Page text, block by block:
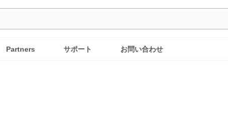
Partners サポート お問い合わせ